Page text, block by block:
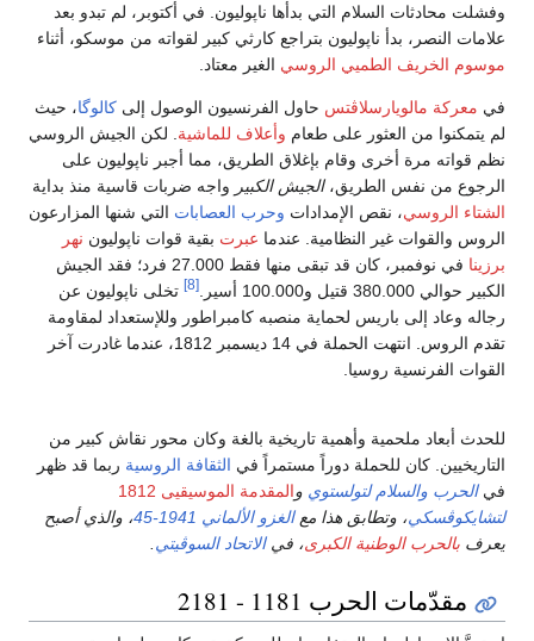
وفشلت محادثات السلام التي بدأها ناپوليون. في أكتوبر، لم تبدو بعد
علامات النصر، بدأ ناپوليون بتراجع كارثي كبير لقواته من موسكو، أثناء
موسوم الخريف الطميي الروسي الغير معتاد.
في معركة مالويارسلاڤتس حاول الفرنسيون الوصول إلى كالوگا، حيث
لم يتمكنوا من العثور على طعام وأعلاف للماشية . لكن الجيش الروسي
نظم قواته مرة أخرى وقام بإغلاق الطريق، مما أجبر ناپوليون على
الرجوع من نفس الطريق،الجيش الكبير
واجه ضربات قاسية منذ بداية
الشتاء الروسي، نقص الإمدادات وحرب العصابات التي شنها المزارعون
الروس والقوات غير النظامية. عندما عبرت بقية قوات ناپوليون نهر
برزينا
في نوفمبر، كان قد تبقى منها فقط 27.000 فرد؛ فقد الجيش
الكبير حوالي 380.000 قتيل و100.000 أسير.
[8]
تخلى ناپوليون عن
رجاله وعاد إلى باريس لحماية منصبه كامبراطور وللإستعداد لمقاومة
تقدم الروس. انتهت الحملة في 14 ديسمبر 1812، عندما غادرت آخر
القوات الفرنسية روسيا.
للحدث أبعاد ملحمية وأهمية تاريخية بالغة وكان محور نقاش كبير من
التاريخيين. كان للحملة دوراً مستمراً في الثقافة الروسية ربما قد ظهر
فيالحرب والسلام لتولستوي والمقدمة الموسيقيى 1812
لتشايكوڤسكي، وتطابق هذا معالغزو الألماني 1941-45
، والذي أصبح
يعرف بالحرب الوطنية الكبرى، فيالاتحاد السوڤيتي
مقدّمات الحرب 1181 - 2181